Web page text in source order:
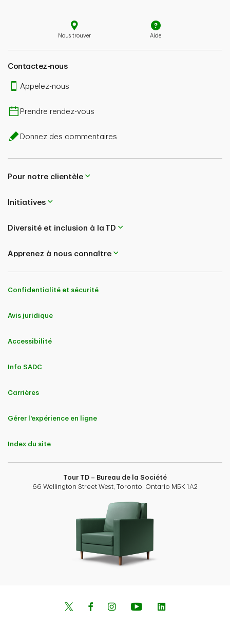
Nous trouver Aide
Contactez-nous
Appelez-nous
Prendre rendez-vous
Donnez des commentaires
Pour notre clientèle
Initiatives
Diversité et inclusion à la TD
Apprenez à nous connaître
Confidentialité et sécurité
Avis juridique
Accessibilité
Info SADC
Carrières
Gérer l'expérience en ligne
Index du site
Tour TD – Bureau de la Société
66 Wellington Street West, Toronto, Ontario M5K 1A2